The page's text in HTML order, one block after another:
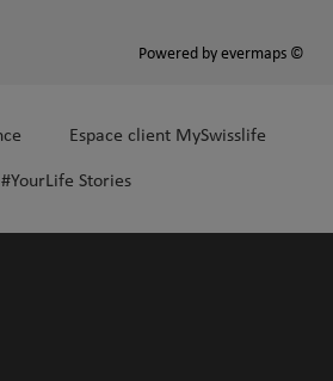
Powered by evermaps ©
Espace client MySwisslife
#YourLife Stories